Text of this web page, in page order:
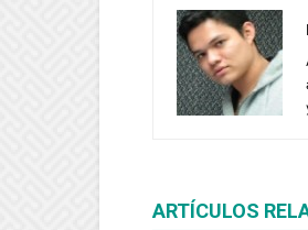
ARTÍCULOS